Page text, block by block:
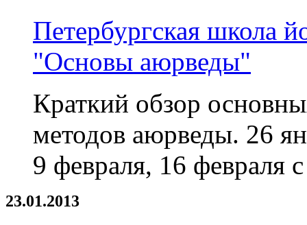
Петербургская школа
"Основы аюрведы"
Краткий обзор
методов аюрведы. 26
9 февраля, 16 февраля
23.01.2013